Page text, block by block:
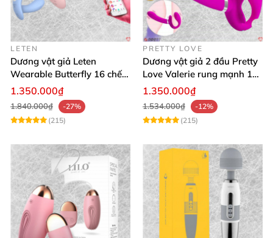
LETEN
Dương vật giả Leten
Wearable Butterfly 16 chế
độ rung điều khiển
1.350.000₫
1.840.000₫
-27%
(215)
PRETTY LOVE
Dương vật giả 2 đầu Pretty
Love Valerie rung mạnh 12
chế độ
1.350.000₫
1.534.000₫
-12%
(215)